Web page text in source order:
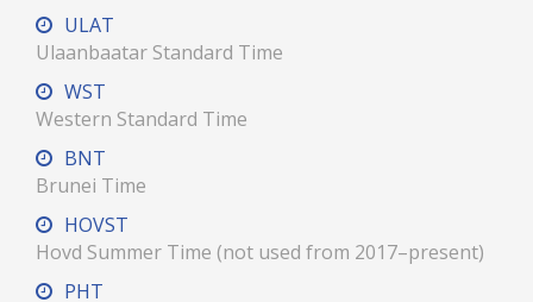
ULAT
Ulaanbaatar Standard Time
WST
Western Standard Time
BNT
Brunei Time
HOVST
Hovd Summer Time (not used from 2017–present)
PHT